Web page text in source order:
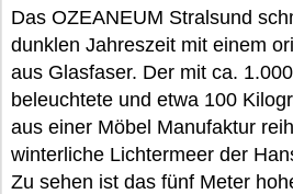
Das OZEANEUM Stralsund
dunklen Jahreszeit mit einem
aus Glasfaser. Der mit ca.
beleuchtete und etwa 100
aus einer Möbel Manufaktur
winterliche Lichtermeer der
Zu sehen ist das fünf Meter